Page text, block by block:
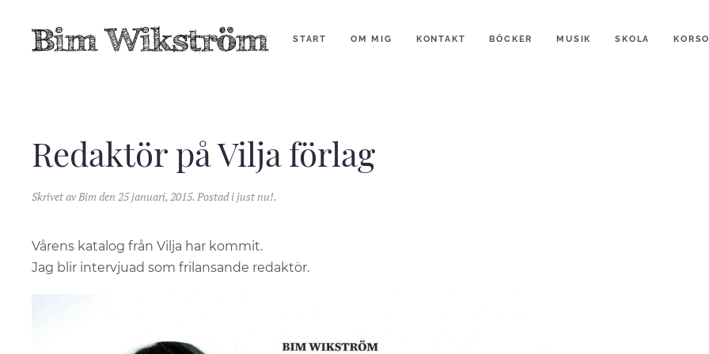
START OM MIG KONTAKT BÖCKER MUSIK SKOLA
Redaktör på Vilja förlag
Skrivet avBimden 25 januari, 2015. Postad ijust nu!.
Vårens katalog från Vilja har kommit.
Jag blir intervjuad som frilansande redaktör.